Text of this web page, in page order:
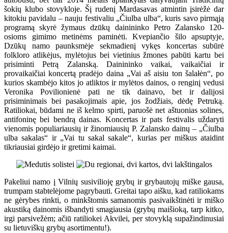
šokių klubo stovykloje. Šį rudenį Mardasavas atmintin įsirėžė dar
kitokiu pavidalu – nauju festivaliu „Čiulba ulba“, kuris savo pirmąją
programą skyrė žymaus dzūkų dainininko Petro Zalansko 120-
osioms gimimo metinėms paminėti. Kvepiančio šilo apsuptyje,
Dzūkų namo paunksmėje sekmadienį vykęs koncertas subūrė
folkloro atlikėjus, mylėtojus bei vietinius žmones pabūti kartu bei
prisiminti Petrą Zalanską. Dainininko vaikai, vaikaičiai ir
provaikaičiai koncertą pradėjo daina „Vai aš aisiu ton šalałėn“, po
kurios skambėjo kitos jo atliktos ir mylėtos dainos, o renginį vedusi
Veronika Povilionienė pati ne tik dainavo, bet ir dalijosi
prisiminimais bei pasakojimais apie, jos žodžiais, dėdę Petruką.
Ratiliokai, būdami ne iš kelmo spirti, paruošė net aštuonias solines,
antifoninę bei bendrą dainas. Koncertas ir pats festivalis uždaryti
vienomis populiariausių ir žinomiausių P. Zalansko dainų – „Čiulba
ulba sakalas“ ir „Vai tu sakal sakale“, kurias per miškus ataidint
tikriausiai girdėjo ir gretimi kaimai.
Pakeliui namo į Vilnių susivilioję grybų ir grybautojų miške gausa,
trumpam stabtelėjome pagrybauti. Greitai tapo aišku, kad ratiliokams
ne gėrybes rinkti, o minkštomis samanomis pasivaikštinėti ir miško
akustiką dainomis išbandyti smagiausia (grybų maišioką, tarp kitko,
irgi parsivežėm; ačiū ratiliokei Akvilei, per stovyklą supažindinusiai
su lietuviškų grybų asortimentu!).